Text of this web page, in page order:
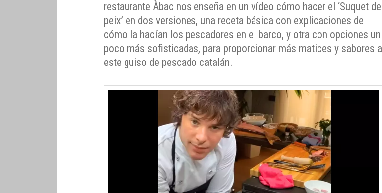
restaurante Àbac nos enseña en un vídeo cómo hacer el ‘Suquet de
peix’ en dos versiones, una receta básica con explicaciones de
cómo la hacían los pescadores en el barco, y otra con opciones un
poco más sofisticadas, para proporcionar más matices y sabores a
este guiso de pescado catalán.